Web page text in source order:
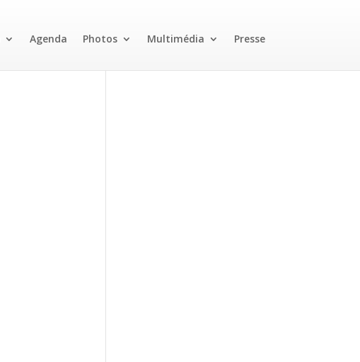
Agenda Photos Multimédia Presse